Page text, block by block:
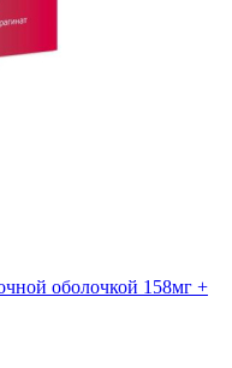
оболочкой 158мг +